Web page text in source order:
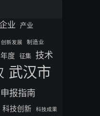
业 产业
创新发展 制造业
年度 征集 技术
武汉市
申报指南
科技创新 科技成果